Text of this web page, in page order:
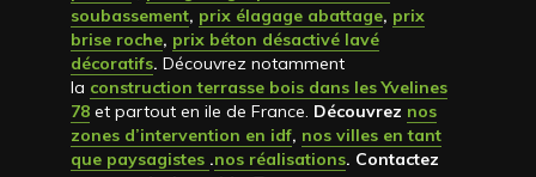
soubassement, prix élagage abattage, prix
brise roche, prix béton désactivé lavé
décoratifs. Découvrez notamment
la construction terrasse bois dans les Yvelines
78 et partout en ile de France. Découvrez nos
zones d’intervention en idf, nos villes en tant
que paysagistes .nos réalisations. Contactez